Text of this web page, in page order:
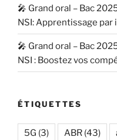
🎤 Grand oral – Bac
NSI: Apprentissage
🎤 Grand oral – Bac
NSI : Boostez vos
ÉTIQUETTES
5G (3) ABR (43)